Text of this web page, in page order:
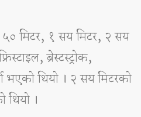
५० मिटर, १ सय मिटर, २ सय
ब्रेस्टस्ट्रोक,
भएको थियो । २ सय मिटरको
।